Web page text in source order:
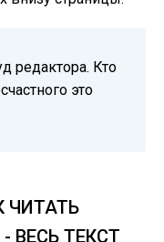
редактора. Кто
это
ЧИТАТЬ
ВЕСЬ ТЕКСТ